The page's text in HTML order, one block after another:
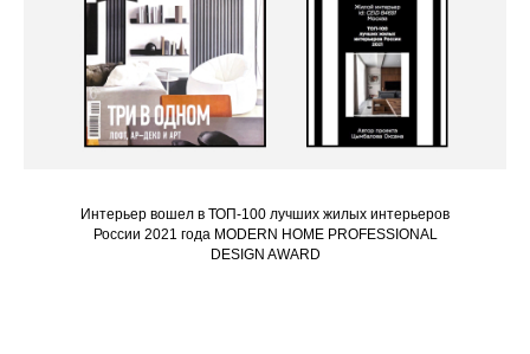
Интерьер вошел в ТОП-100 лучших жилых интерьеров
России 2021 года MODERN HOME PROFESSIONAL
DESIGN AWARD
АРТ-МАСТЕРСКАЯ
ПОРТФОЛИО
КОММЕРЧЕСКИЙ СЕГМЕНТ
ЧАСТНЫЙ СЕГМЕНТ
АРХИТЕКТУРА И ДИЗАЙН